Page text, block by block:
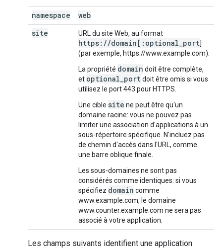
namespace
web
site
URL du site Web, au format
https://domain[:optional_port]
(par exemple, https://www.example.com).
La propriété domain doit être complète,
et optional_portdoit être omis si vous
utilisez le port 443 pour HTTPS.
Une cible site ne peut être qu'un
domaine racine: vous ne pouvez pas
limiter une association d'applications à un
sous-répertoire spécifique. N'incluez pas
de chemin d'accès dans l'URL, comme
une barre oblique finale.
Les sous-domaines ne sont pas
considérés comme identiques: si vous
spécifiez domain comme
www.example.com, le domaine
www.counter.example.com ne sera pas
associé à votre application.
Les champs suivants identifient une application